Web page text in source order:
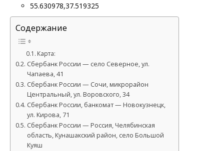
55.630978,37.519325
Содержание
Карта:
Сбербанк России — село Северное, ул.
Чапаева, 41
Сбербанк России — Сочи, микрорайон
Центральный, ул. Воровского, 34
Сбербанк России, банкомат — Новокузнецк,
ул. Кирова, 71
Сбербанк России — Россия, Челябинская
область, Кунашакский район, село Большой
Куяш